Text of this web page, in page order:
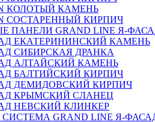
КОЛОТЫЙ КАМЕНЬ
СОСТАРЕННЫЙ КИРПИЧ
ЕКАТЕРИНИНСКИЙ КАМЕНЬ
СИБИРСКАЯ ДРАНКА
АЛТАЙСКИЙ КАМЕНЬ
БАЛТИЙСКИЙ КИРПИЧ
ДЕМИДОВСКИЙ КИРПИЧ
КРЫМСКИЙ СЛАНЕЦ
НЕВСКИЙ КЛИНКЕР
СИСТЕМА GRAND LINE Я-